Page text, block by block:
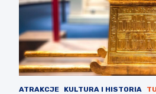
ATRAKCJE KULTURA I HISTORIA